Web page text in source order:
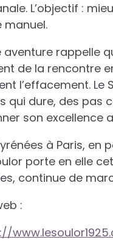
L’objectif :
manuel.
aventure rappelle
de la rencontre
l’effacement. Le
qui dure, des pas
son excellence
à Paris,
porte en elle
continue de
: